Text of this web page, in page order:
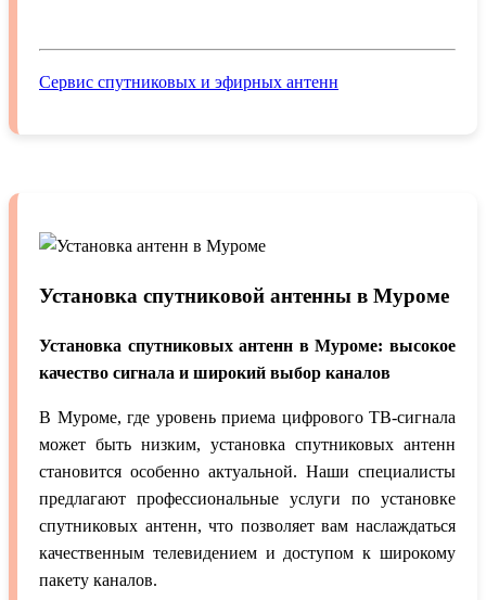
Сервис спутниковых и эфирных антенн
Установка спутниковой антенны в Муроме
Установка спутниковых антенн в Муроме: высокое
качество сигнала и широкий выбор каналов
В Муроме, где уровень приема цифрового ТВ-сигнала
может быть низким, установка спутниковых антенн
становится особенно актуальной. Наши специалисты
предлагают профессиональные услуги по установке
спутниковых антенн, что позволяет вам наслаждаться
качественным телевидением и доступом к широкому
пакету каналов.